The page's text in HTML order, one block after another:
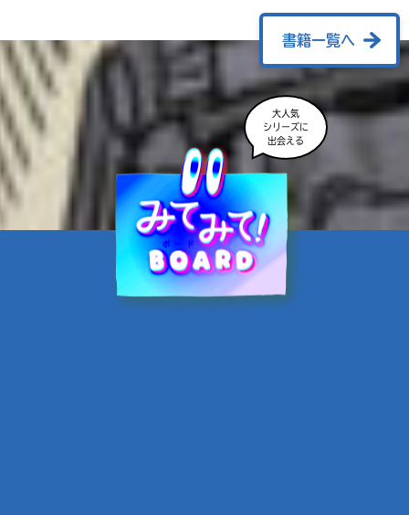
営委員会／協力
佐久間さのすけ／絵
書籍一覧へ
大人気
シリーズに
出会える